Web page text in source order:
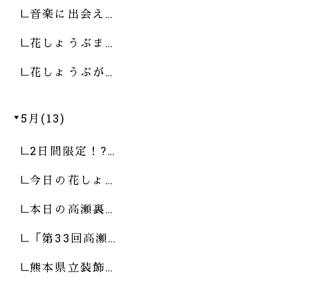
音楽に出会え…
花しょうぶま…
花しょうぶが…
5月(13)
2日間限定！?…
今日の花しょ…
本日の高瀬裏…
「第33回高瀬…
熊本県立装飾…